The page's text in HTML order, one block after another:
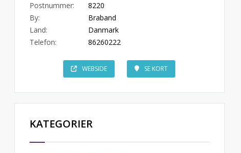
Postnummer:
8220
By:
Braband
Land:
Danmark
Telefon:
86260222
WEBSIDE SE KORT
KATEGORIER